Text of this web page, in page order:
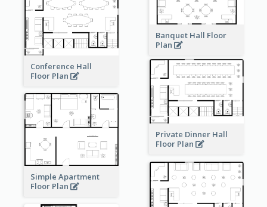
Banquet Hall Floor
Plan
Conference Hall
Floor Plan
Private Dinner Hall
Floor Plan
Simple Apartment
Floor Plan